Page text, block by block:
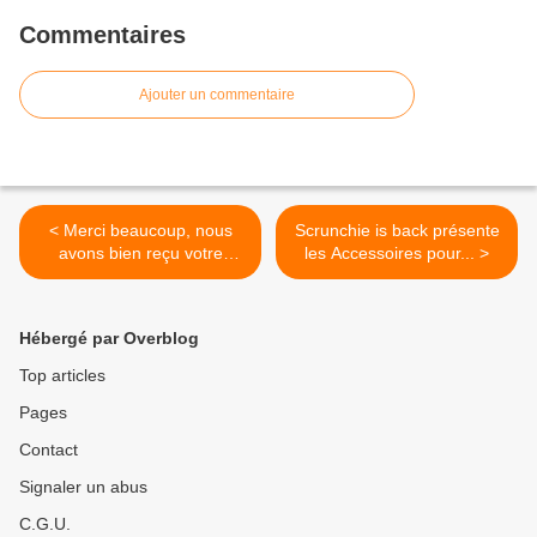
Commentaires
Ajouter un commentaire
< Merci beaucoup, nous
avons bien reçu votre
candidature pour ce projet.
Scrunchie is back présente
les Accessoires pour... >
Hébergé par Overblog
Top articles
Pages
Contact
Signaler un abus
C.G.U.